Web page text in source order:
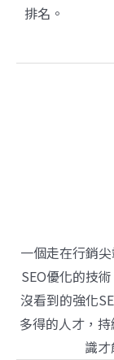
排名。
一個走在行銷
SEO優化的技
沒看到的強化
多得的人才，
識